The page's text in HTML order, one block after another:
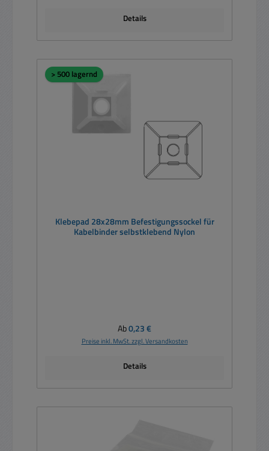
Details
> 500 lagernd
Klebepad 28x28mm Befestigungssockel für
Kabelbinder selbstklebend Nylon
Regulärer Preis:
Ab0,23 €
Preise inkl. MwSt. zzgl. Versandkosten
Details